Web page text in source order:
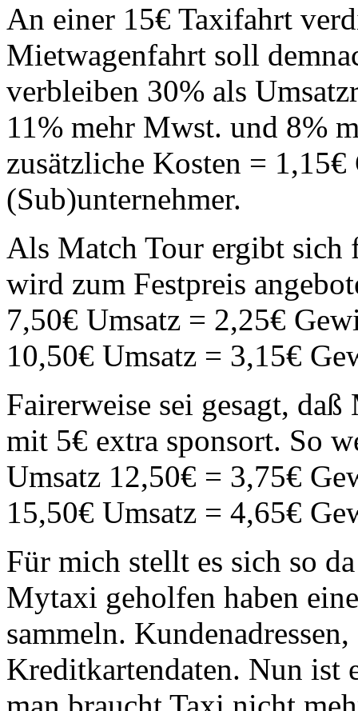
An einer 15€ Taxifahrt
Mietwagenfahrt soll
verbleiben 30% als
11% mehr Mwst. und 8%
zusätzliche Kosten =
(Sub)unternehmer.
Als Match Tour ergibt sich
wird zum Festpreis
7,50€ Umsatz = 2,25€
10,50€ Umsatz = 3,15€
Fairerweise sei gesagt,
mit 5€ extra sponsort. So
Umsatz 12,50€ = 3,75€
15,50€ Umsatz = 4,65€
Für mich stellt es sich so
Mytaxi geholfen haben
sammeln.
Kreditkartendaten. Nun ist